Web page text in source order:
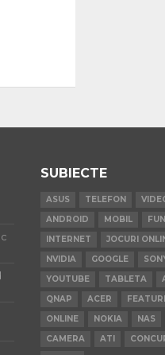
SUBIECTE
ASUS TELEFON
ANDROID
MOBIL FUN
INTERNET
JOCURI
NVIDIA
GOOGLE
YOUTUBE
TABLETA
QNAP
ACER
ONLINE
NOKIA NAS
CAMERA
ATI